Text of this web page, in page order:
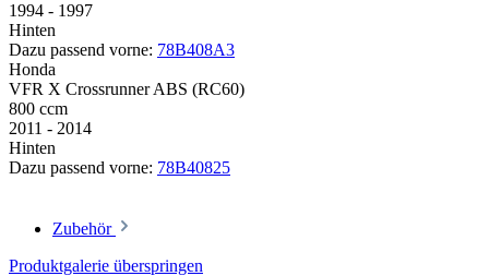
1994 - 1997
Hinten
Dazu passend vorne: 78B408A3
Honda
VFR X Crossrunner ABS (RC60)
800 ccm
2011 - 2014
Hinten
Dazu passend vorne: 78B40825
Zubehör
Produktgalerie überspringen